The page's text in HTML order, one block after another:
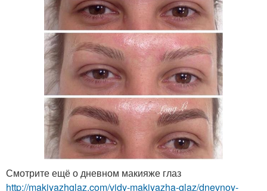
Смотрите ещё о дневном макияже глаз
http://makiyazhglaz.com/vidy-makiyazha-glaz/dnevnoy-